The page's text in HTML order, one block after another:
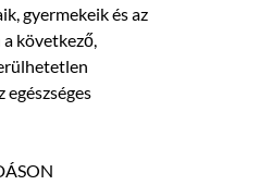
gyermekeik és az
következő,